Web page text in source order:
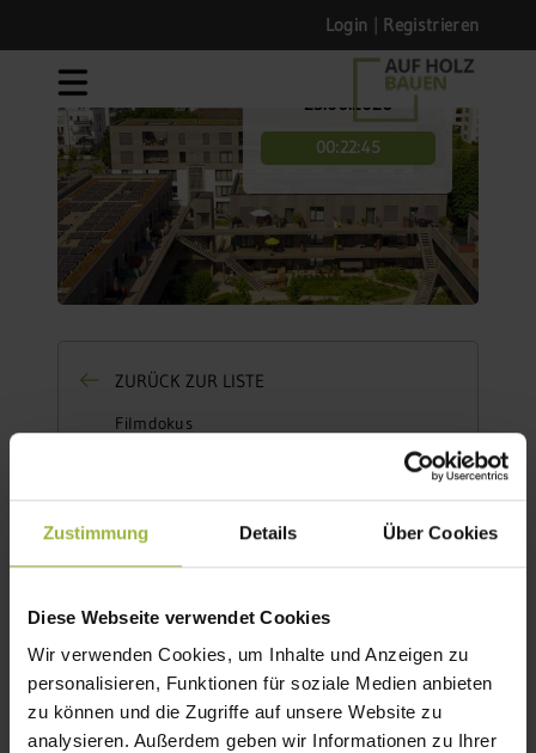
Zustimmung Details Über Cookies
Diese Webseite verwendet Cookies
Wir verwenden Cookies, um Inhalte und Anzeigen zu
personalisieren, Funktionen für soziale Medien anbieten
zu können und die Zugriffe auf unsere Website zu
analysieren. Außerdem geben wir Informationen zu Ihrer
Login Registrieren
23.06.2026
00:22:45
ZURÜCK ZUR LISTE
Filmdokus
Franklin Village – zwei Geschosse